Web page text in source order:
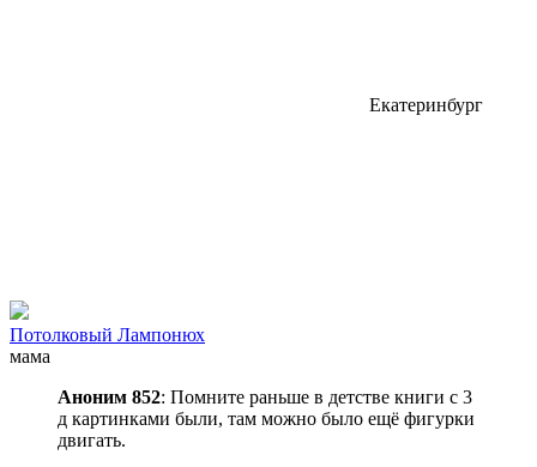
Екатеринбург
Потолковый Лампонюх
мама
Аноним 852: Помните раньше в детстве книги с 3
д картинками были, там можно было ещё фигурки
двигать.